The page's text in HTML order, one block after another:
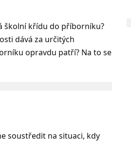
školní křídu do příborníku?
dává za určitých
opravdu patří? Na to se
soustředit na situaci, kdy